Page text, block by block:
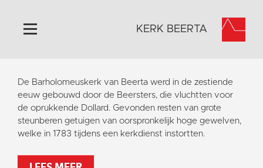
Home
Algemeen
Historie
Omgeving
Activiteiten
KERK BEERTA
De Barholomeuskerk van Beerta werd in de zestiende
eeuw gebouwd door de Beersters, die vluchtten voor
de oprukkende Dollard. Gevonden resten van grote
steunberen getuigen van oorspronkelijk hoge gewelven,
welke in 1783 tijdens een kerkdienst instortten.